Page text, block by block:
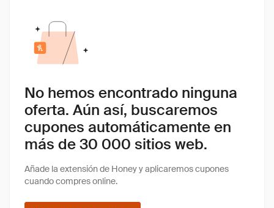
No hemos encontrado ninguna
oferta. Aún así, buscaremos
cupones automáticamente en
más de 30 000 sitios web.
Añade la extensión de Honey y aplicaremos cupones
cuando compres online.